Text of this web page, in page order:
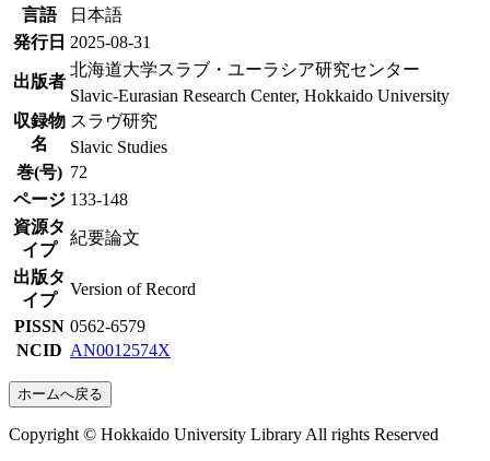
言語
日本語
発行日 2025-08-31
出版者
北海道大学スラブ・ユーラシア研究センター
Slavic-Eurasian Research Center, Hokkaido University
収録物
名
スラヴ研究
Slavic Studies
巻(号) 72
ページ 133-148
資源タ
イプ
紀要論文
出版タ
イプ
Version of Record
PISSN 0562-6579
NCID AN0012574X
ホームへ戻る
Copyright © Hokkaido University Library All rights Reserved